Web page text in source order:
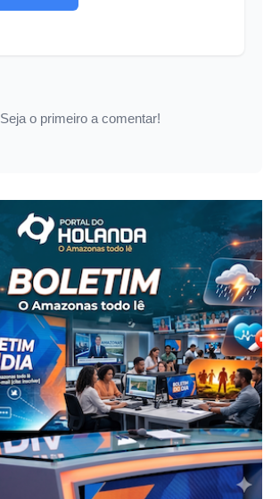
Seja o primeiro a comentar!